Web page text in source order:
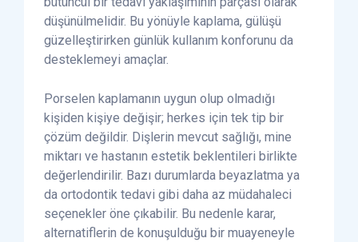
düşünülmelidir. Bu yönüyle kaplama, gülüşü
güzelleştirirken günlük kullanım konforunu da
desteklemeyi amaçlar.
Porselen kaplamanın uygun olup olmadığı
kişiden kişiye değişir; herkes için tek tip bir
çözüm değildir. Dişlerin mevcut sağlığı, mine
miktarı ve hastanın estetik beklentileri birlikte
değerlendirilir. Bazı durumlarda beyazlatma ya
da ortodontik tedavi gibi daha az müdahaleci
seçenekler öne çıkabilir. Bu nedenle karar,
alternatiflerin de konuşulduğu bir muayeneyle